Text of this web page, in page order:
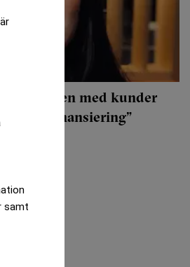
samt
våra möten med kunder
finansiering”